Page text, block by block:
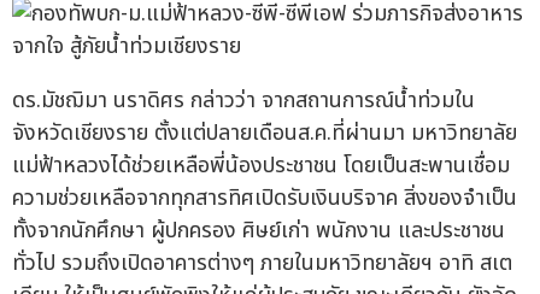
ดร.มัชฌิมา นราดิศร กล่าวว่า จากสถานการณ์น้ำท่วมใน
จังหวัดเชียงราย ตั้งแต่ปลายเดือนส.ค.ที่ผ่านมา มหาวิทยาลัย
แม่ฟ้าหลวงได้ช่วยเหลือพี่น้องประชาชน โดยเป็นสะพานเชื่อม
ความช่วยเหลือจากทุกสารทิศเปิดรับเงินบริจาค สิ่งของจำเป็น
ทั้งจากนักศึกษา ผู้ปกครอง ศิษย์เก่า พนักงาน และประชาชน
ทั่วไป รวมถึงเปิดอาคารต่างๆ ภายในมหาวิทยาลัยฯ อาทิ สเต